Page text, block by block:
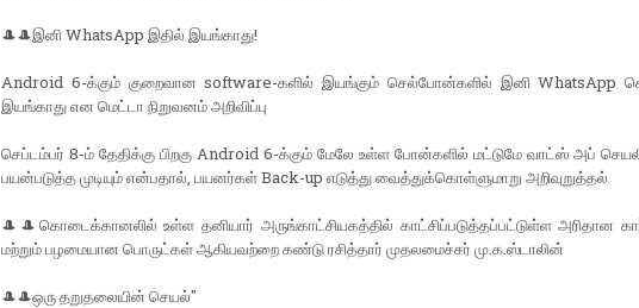
🎩🎩இனி WhatsApp இதில் இயங்காது!
Android 6-க்கும் குறைவான software-களில் இயங்கும் செல்போன்களில் இனி WhatsApp
இயங்காது என மெட்டா நிறுவனம் அறிவிப்பு
செப்டம்பர் 8-ம் தேதிக்கு பிறகு Android 6-க்கும் மேலே உள்ள போன்களில் மட்டுமே வாட்ஸ் அப்
பயன்படுத்த முடியும் என்பதால், பயனர்கள் Back-up எடுத்து வைத்துக்கொள்ளுமாறு அறிவுறுத்தல்
🎩🎩கொடைக்கானலில் உள்ள தனியார் அருங்காட்சியகத்தில் காட்சிப்படுத்தப்பட்டுள்ள அரிதான
மற்றும் பழமையான பொருட்கள் ஆகியவற்றை கண்டு ரசித்தார் முதலமைச்சர் மு.க.ஸ்டாலின்
🎩🎩ஒரு தறுதலையின் செயல்"